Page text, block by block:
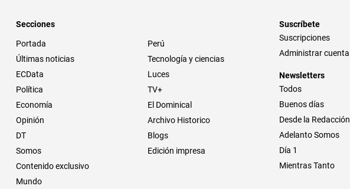
Secciones
Portada
Últimas noticias
ECData
Política
Economía
Opinión
DT
Somos
Contenido exclusivo
Mundo
Perú
Tecnología y ciencias
Luces
TV+
El Dominical
Archivo Historico
Blogs
Edición impresa
Suscríbete
Suscripciones
Administrar cuenta
Newsletters
Todos
Buenos días
Desde la Redacción
Adelanto Somos
Día 1
Mientras Tanto